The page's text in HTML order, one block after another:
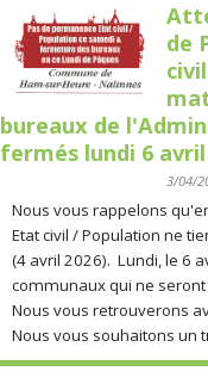
de
bureaux de
fermés lundi 6 avril
3/04/
Nous vous rappelons
Etat civil / Population ne
(4 avril 2026). Lundi, le 6
communaux qui ne
Nous vous retrouverons
Nous vous souhaitons un